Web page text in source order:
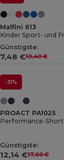
Malfini 613
Kinder Sport- und
Günstigste:
7,48 €10,40 €
-31%
PROACT PA1025
Performance-
Günstigste:
12,14 €17,60 €